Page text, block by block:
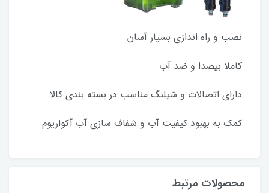
نصب و راه اندازی بسیار آسان
کاملا بیصدا و ضد آب
دارای اتصالات و شیلنگ مناسب در بسته بندی کالا
کمک به بهبود کیفیت آب و شفاف سازی آب آکواریوم
محصولات مرتبط